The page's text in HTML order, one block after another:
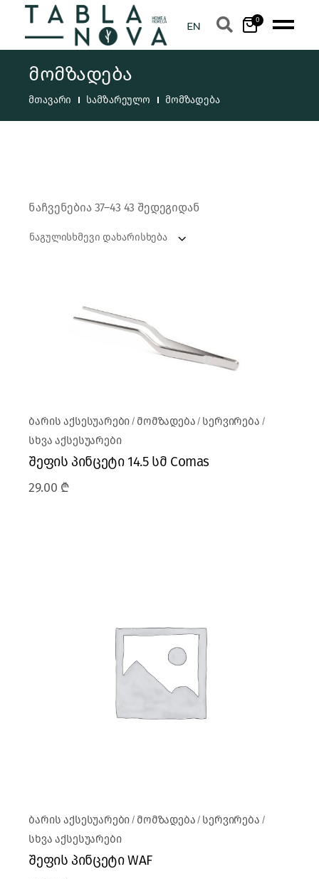
0
მომზადება
მთავარი სამზარეულო მომზადება
ნაჩვენებია 37–43 43 შედეგიდან
ნაგულისხმევი დახარისხება
ბარის აქსესუარები მომზადება
სერვირება
სხვა აქსესუარები
შეფის პინცეტი 14.5 სმ Comas
29.00 ₾
ბარის აქსესუარები მომზადება
სერვირება
სხვა აქსესუარები
შეფის პინცეტი WAF